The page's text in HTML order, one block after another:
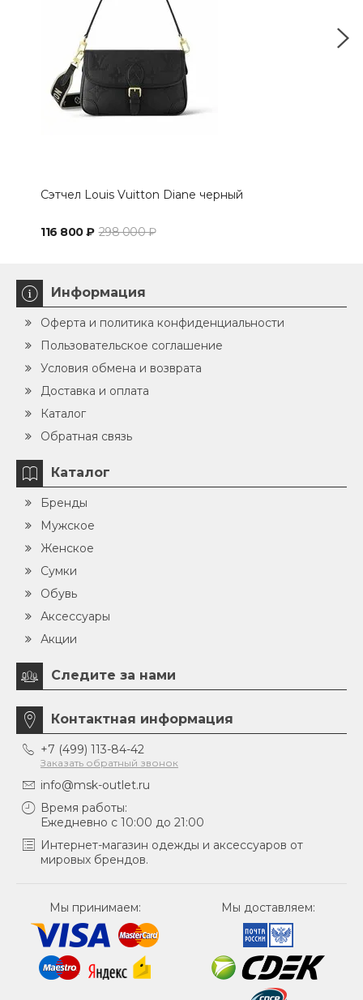
Сэтчел Louis Vuitton Diane черный
116 800 ₽ 298 000 ₽
Информация
Оферта и политика конфиденциальности
Пользовательское соглашение
Условия обмена и возврата
Доставка и оплата
Каталог
Обратная связь
Каталог
Бренды
Мужское
Женское
Сумки
Обувь
Аксессуары
Акции
Следите за нами
Контактная информация
+7 (499) 113-84-42
Заказать обратный звонок
info@msk-outlet.ru
Время работы:
Ежедневно с 10:00 до 21:00
Интернет-магазин одежды и аксессуаров от
мировых брендов.
Мы принимаем: Мы доставляем: